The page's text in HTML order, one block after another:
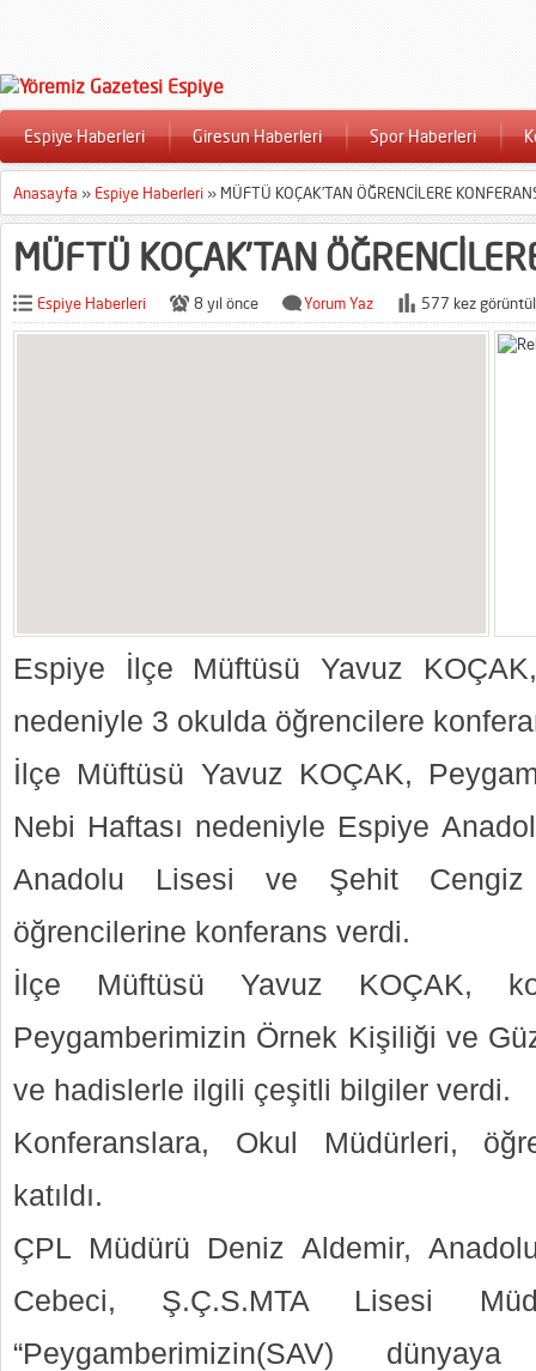
Espiye Haberleri Giresun Haberleri Spor Haberleri
Anasayfa » Espiye Haberleri » MÜFTÜ KOÇAK’TAN ÖĞRENCİLERE
MÜFTÜ KOÇAK’TAN
Espiye Haberleri 8 yıl önce Yorum Yaz 577 kez
Espiye İlçe Müftüsü Yavuz
nedeniyle 3 okulda öğrencilere
İlçe Müftüsü Yavuz KOÇAK,
Nebi Haftası nedeniyle Espiye
Anadolu Lisesi ve Şehit Cengiz
öğrencilerine konferans verdi.
İlçe Müftüsü Yavuz KOÇAK,
Peygamberimizin Örnek Kişiliği ve
ve hadislerle ilgili çeşitli bilgiler verdi.
Konferanslara, Okul Müdürleri,
katıldı.
ÇPL Müdürü Deniz Aldemir,
Cebeci, Ş.Ç.S.MTA Lisesi
“Peygamberimizin(SAV)